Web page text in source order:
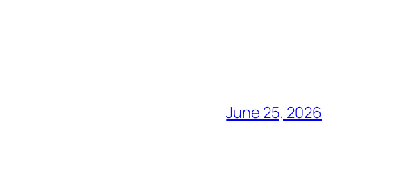
June 25, 2026